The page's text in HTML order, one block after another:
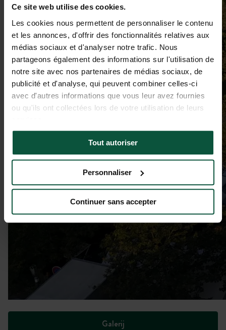
Ce site web utilise des cookies.
Les cookies nous permettent de personnaliser le contenu
et les annonces, d'offrir des fonctionnalités relatives aux
médias sociaux et d'analyser notre trafic. Nous
partageons également des informations sur l'utilisation de
notre site avec nos partenaires de médias sociaux, de
publicité et d'analyse, qui peuvent combiner celles-ci
avec d'autres informations que vous leur avez fournies
ou qu'ils ont collectées lors de votre utilisation de leurs
Tout autoriser
Personnaliser
Continuer sans accepter
Galerij